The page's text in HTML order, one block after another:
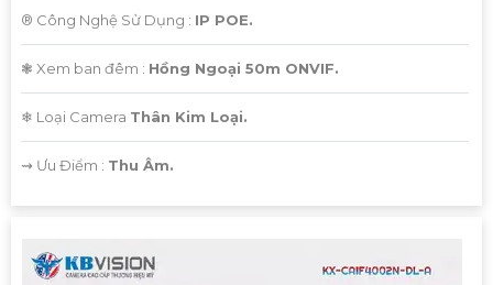
®️ Công Nghệ Sử Dụng : IP POE.
❃ Xem ban đêm : Hồng Ngoại 50m ONVIF.
❄ Loại Camera Thân Kim Loại.
️⇝ Ưu Điểm : Thu Âm.